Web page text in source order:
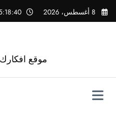
التجاوز
إلى
8 أغسطس، 2026 5:18:41 PM
موقع